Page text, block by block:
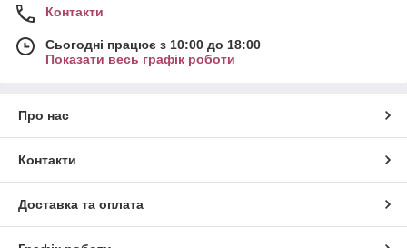
Контакти
Сьогодні працює з 10:00 до 18:00
Показати весь графік роботи
Про нас
Контакти
Доставка та оплата